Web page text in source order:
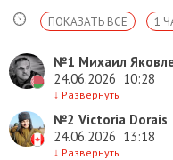
1
ПОКАЗАТЬ ВСЕ
№1 Михаил
24.06.2026 10:28
↓ Развернуть
№2 Victoria Dorais
24.06.2026 13:18
↓ Развернуть